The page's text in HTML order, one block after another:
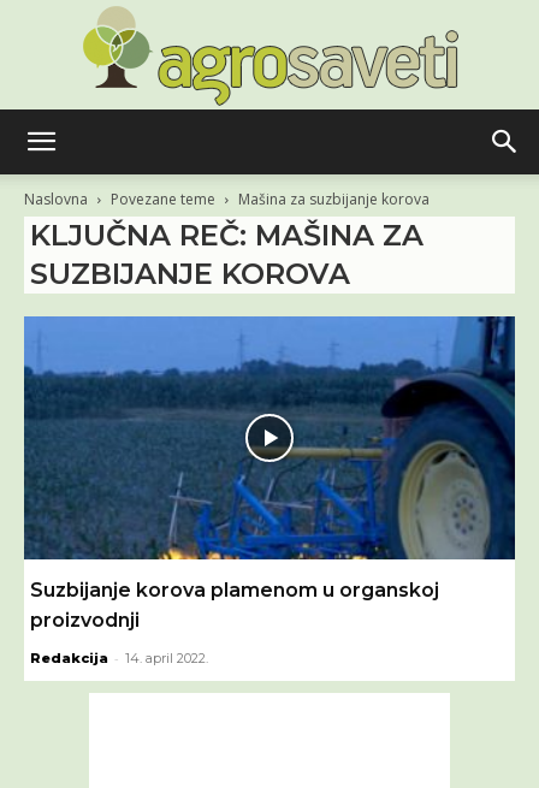
saveti
Naslovna Povezane teme Mašina za suzbijanje korova
KLJUČNA REČ: MAŠINA ZA
SUZBIJANJE KOROVA
Suzbijanje korova plamenom u organskoj
proizvodnji
Redakcija - 14. april 2022.